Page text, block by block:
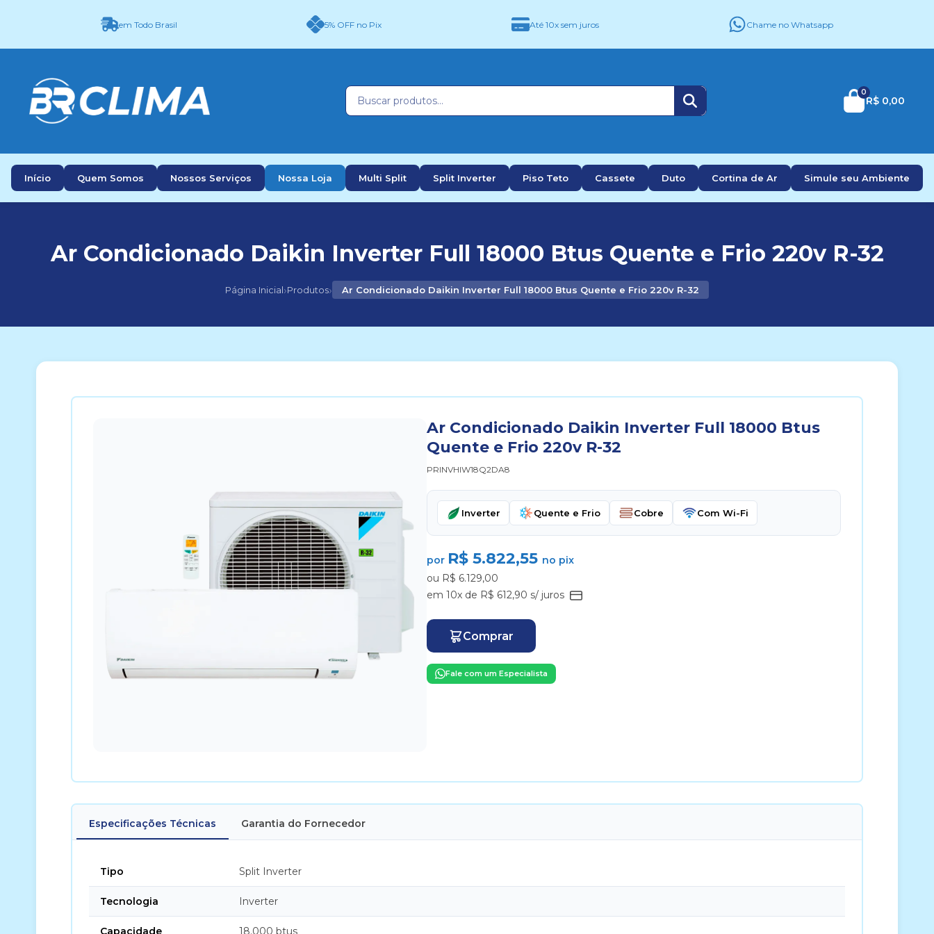
em Todo Brasil 5% OFF no Pix Até 10x sem juros Chame no Whatsapp
0
R$ 0,00
Início Quem Somos Nossos Serviços Nossa Loja Multi Split Split Inverter Piso Teto Cassete Duto Cortina de Ar Simule seu Ambiente
Ar Condicionado Daikin Inverter Full 18000 Btus Quente e Frio 220v R-32
Página Inicial›Produtos› Ar Condicionado Daikin Inverter Full 18000 Btus Quente e Frio 220v R-32
Ar Condicionado Daikin Inverter Full 18000 Btus
Quente e Frio 220v R-32
PRINVHIW18Q2DA8
Inverter Quente e Frio Cobre Com Wi-Fi
por R$ 5.822,55 no pix
ou R$ 6.129,00
em 10x de R$ 612,90 s/ juros
Comprar
Fale com um Especialista
Especificações Técnicas Garantia do Fornecedor
Tipo Split Inverter
Tecnologia Inverter
Capacidade 18.000 btus